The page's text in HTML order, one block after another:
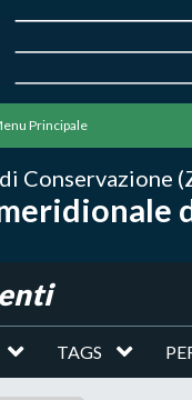
Principale
Conservazione
TAGS